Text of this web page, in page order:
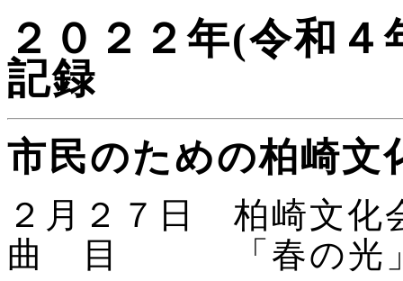
２０２２年(令和
記録
市民のための柏崎文
２月２７日 柏崎文化
曲 目 「春の光」